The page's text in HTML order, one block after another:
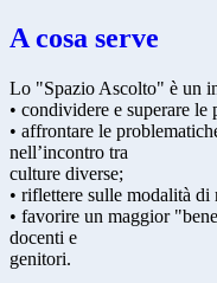
A cosa serve
Lo "Spazio Ascolto" è un
• condividere e superare
• affrontare le
nell’incontro tra
culture diverse;
• riflettere sulle modalità di
• favorire un maggior
docenti e
genitori.